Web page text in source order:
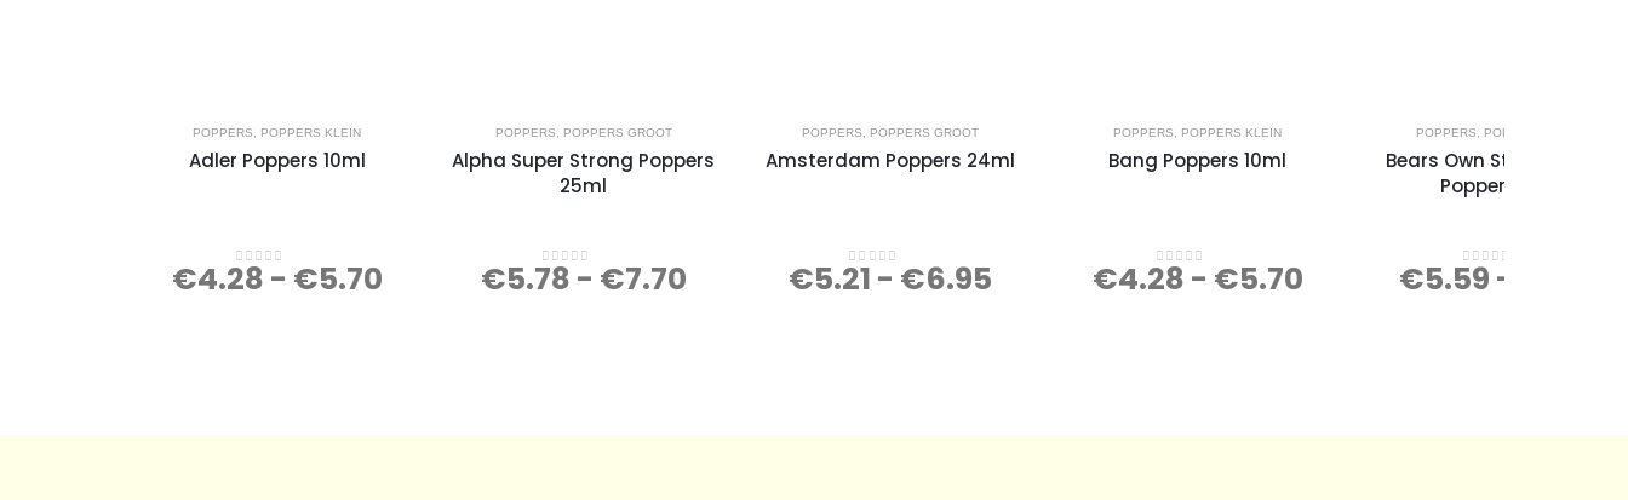
POPPERS POPPERS KLEIN
Adler Poppers 10ml
0out of 5
€4.28 - €5.70
POPPERS POPPERS GROOT
Alpha Super Strong Poppers
25ml
0out of 5
€5.78 - €7.70
POPPERS POPPERS GROOT
Amsterdam Poppers 24ml
0out of 5
€5.21 - €6.95
POPPERS POPPERS KLEIN
Bang Poppers 10ml
0out of 5
€4.28 - €5.70
POPPERS POPPERS GROOT
Bears Own Strong Aroma
Poppers 25ml
0 out of 5
€5.59 -